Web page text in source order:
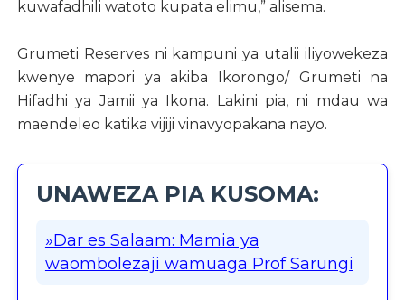
kuwafadhili watoto kupata elimu,” alisema.
Grumeti Reserves ni kampuni ya utalii iliyowekeza
kwenye mapori ya akiba Ikorongo/ Grumeti na
Hifadhi ya Jamii ya Ikona. Lakini pia, ni mdau wa
maendeleo katika vijiji vinavyopakana nayo.
UNAWEZA PIA KUSOMA:
»Dar es Salaam: Mamia ya
waombolezaji wamuaga Prof Sarungi